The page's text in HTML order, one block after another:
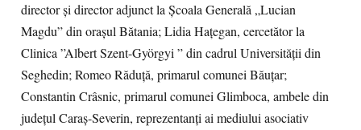
director și director adjunct la Școala Generală „Lucian
Magdu” din orașul Bătania; Lidia Hațegan, cercetător la
Clinica ”Albert Szent-Györgyi ” din cadrul Universității din
Seghedin; Romeo Răduță, primarul comunei Băuțar;
Constantin Crâsnic, primarul comunei Glimboca, ambele din
județul Caraș-Severin, reprezentanți ai mediului asociativ